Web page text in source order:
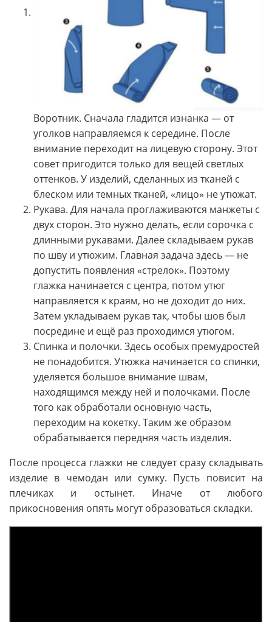
Воротник. Сначала гладится изнанка — от
уголков направляемся к середине. После
внимание переходит на лицевую сторону. Этот
совет пригодится только для вещей светлых
оттенков. У изделий, сделанных из тканей с
блеском или темных тканей, «лицо» не утюжат.
Рукава. Для начала проглаживаются манжеты с
двух сторон. Это нужно делать, если сорочка с
длинными рукавами. Далее складываем рукав
по шву и утюжим. Главная задача здесь — не
допустить появления «стрелок». Поэтому
глажка начинается с центра, потом утюг
направляется к краям, но не доходит до них.
Затем укладываем рукав так, чтобы шов был
посредине и ещё раз проходимся утюгом.
Спинка и полочки. Здесь особых премудростей
не понадобится. Утюжка начинается со спинки,
уделяется большое внимание швам,
находящимся между ней и полочками. После
того как обработали основную часть,
переходим на кокетку. Таким же образом
обрабатывается передняя часть изделия.
После процесса глажки не следует сразу складывать
изделие в чемодан или сумку. Пусть повисит на
плечиках и остынет. Иначе от любого
прикосновения опять могут образоваться складки.